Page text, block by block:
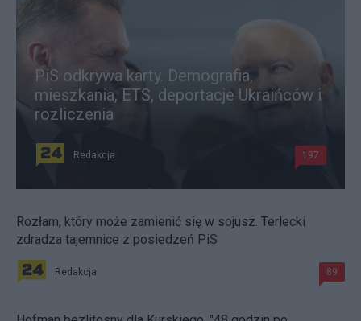
PiS odkrywa karty. Demografia,
mieszkania, ETS, deportacje Ukraińców i
rozliczenia
Redakcja 197
Rozłam, który może zamienić się w sojusz. Terlecki
zdradza tajemnice z posiedzeń PiS
Redakcja 89